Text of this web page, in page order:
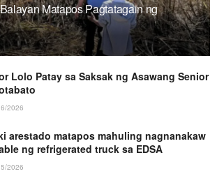
Matapos Pagtatagain ng
Lolo Patay sa Saksak ng Asawang Senior
2026
arestado matapos mahuling nagnanakaw
ng refrigerated truck sa EDSA
2026